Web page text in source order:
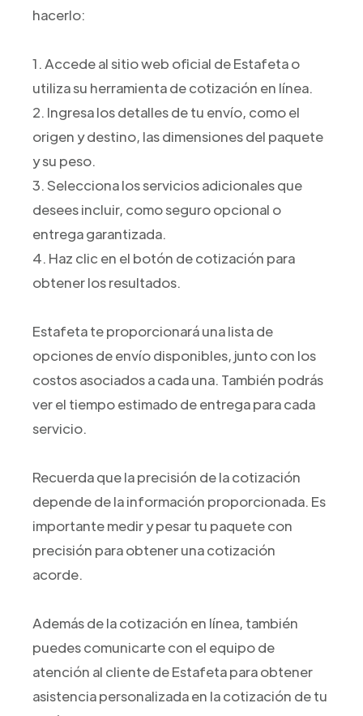
hacerlo:
1. Accede al sitio web oficial de Estafeta o
utiliza su herramienta de cotización en línea.
2. Ingresa los detalles de tu envío, como el
origen y destino, las dimensiones del paquete
y su peso.
3. Selecciona los servicios adicionales que
desees incluir, como seguro opcional o
entrega garantizada.
4. Haz clic en el botón de cotización para
obtener los resultados.
Estafeta te proporcionará una lista de
opciones de envío disponibles, junto con los
costos asociados a cada una. También podrás
ver el tiempo estimado de entrega para cada
servicio.
Recuerda que la precisión de la cotización
depende de la información proporcionada. Es
importante medir y pesar tu paquete con
precisión para obtener una cotización
acorde.
Además de la cotización en línea, también
puedes comunicarte con el equipo de
atención al cliente de Estafeta para obtener
asistencia personalizada en la cotización de tu